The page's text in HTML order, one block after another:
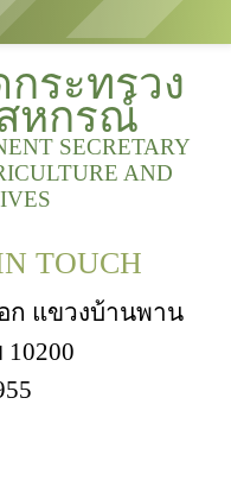
ระทรวง
หกรณ์
SECRETARY
AND
TOUCH
ก แขวงบ้านพาน